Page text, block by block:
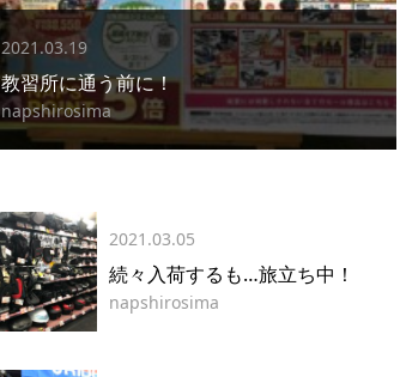
2021.03.19
教習所に通う前に！
napshirosima
2021.03.05
続々入荷するも…旅立ち中！
napshirosima